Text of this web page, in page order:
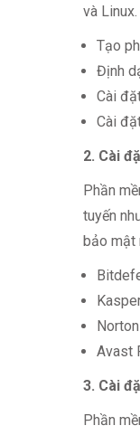
và Linux.
Tạo
Định
Cài
Cài
2. Cài
Phần
tuyến
bảo mật
Avast
3. Cài
Phần